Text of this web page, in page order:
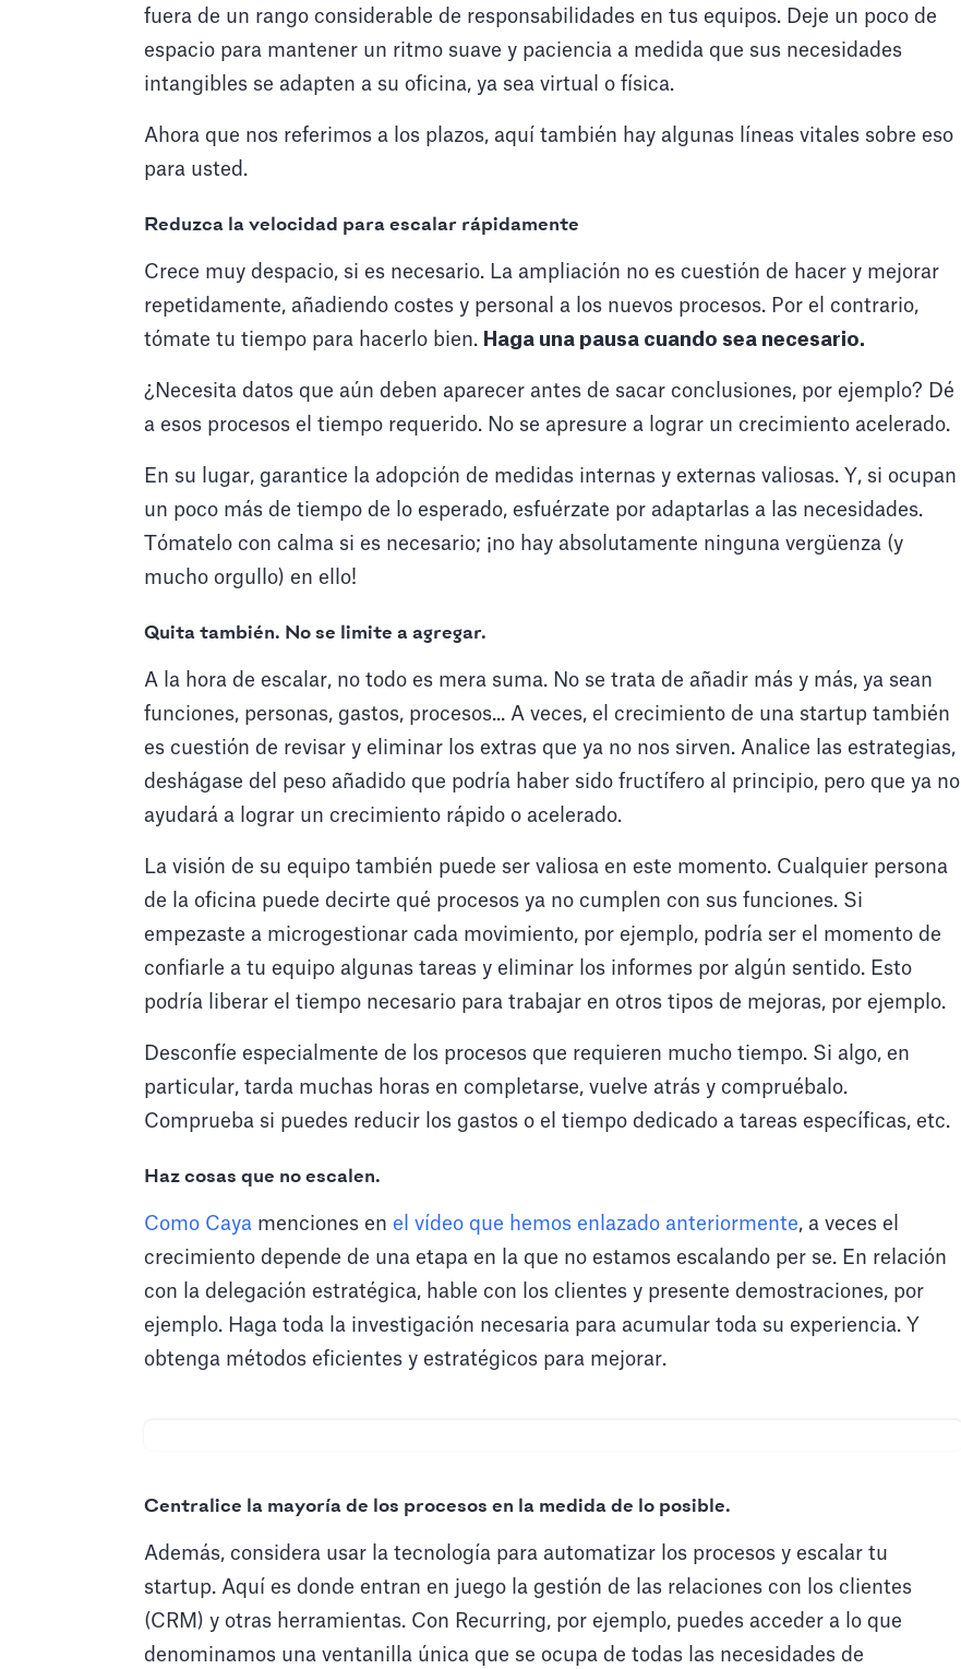
fuera de un rango considerable de responsabilidades en tus equipos. Deje un poco de
espacio para mantener un ritmo suave y paciencia a medida que sus necesidades
intangibles se adapten a su oficina, ya sea virtual o física.
Ahora que nos referimos a los plazos, aquí también hay algunas líneas vitales sobre eso
para usted.
Reduzca la velocidad para escalar rápidamente
Crece muy despacio, si es necesario. La ampliación no es cuestión de hacer y mejorar
repetidamente, añadiendo costes y personal a los nuevos procesos. Por el contrario,
tómate tu tiempo para hacerlo bien. Haga una pausa cuando sea necesario.
¿Necesita datos que aún deben aparecer antes de sacar conclusiones, por ejemplo? Dé
a esos procesos el tiempo requerido. No se apresure a lograr un crecimiento acelerado.
En su lugar, garantice la adopción de medidas internas y externas valiosas. Y, si ocupan
un poco más de tiempo de lo esperado, esfuérzate por adaptarlas a las necesidades.
Tómatelo con calma si es necesario; ¡no hay absolutamente ninguna vergüenza (y
mucho orgullo) en ello!
Quita también. No se limite a agregar.
A la hora de escalar, no todo es mera suma. No se trata de añadir más y más, ya sean
funciones, personas, gastos, procesos... A veces, el crecimiento de una startup también
es cuestión de revisar y eliminar los extras que ya no nos sirven. Analice las estrategias,
deshágase del peso añadido que podría haber sido fructífero al principio, pero que ya no
ayudará a lograr un crecimiento rápido o acelerado.
La visión de su equipo también puede ser valiosa en este momento. Cualquier persona
de la oficina puede decirte qué procesos ya no cumplen con sus funciones. Si
empezaste a microgestionar cada movimiento, por ejemplo, podría ser el momento de
confiarle a tu equipo algunas tareas y eliminar los informes por algún sentido. Esto
podría liberar el tiempo necesario para trabajar en otros tipos de mejoras, por ejemplo.
Desconfíe especialmente de los procesos que requieren mucho tiempo. Si algo, en
particular, tarda muchas horas en completarse, vuelve atrás y compruébalo.
Comprueba si puedes reducir los gastos o el tiempo dedicado a tareas específicas, etc.
Haz cosas que no escalen.
Como Caya menciones en el vídeo que hemos enlazado anteriormente, a veces el
crecimiento depende de una etapa en la que no estamos escalando per se. En relación
con la delegación estratégica, hable con los clientes y presente demostraciones, por
ejemplo. Haga toda la investigación necesaria para acumular toda su experiencia. Y
obtenga métodos eficientes y estratégicos para mejorar.
Centralice la mayoría de los procesos en la medida de lo posible.
Además, considera usar la tecnología para automatizar los procesos y escalar tu
startup. Aquí es donde entran en juego la gestión de las relaciones con los clientes
(CRM) y otras herramientas. Con Recurring, por ejemplo, puedes acceder a lo que
denominamos una ventanilla única que se ocupa de todas las necesidades de